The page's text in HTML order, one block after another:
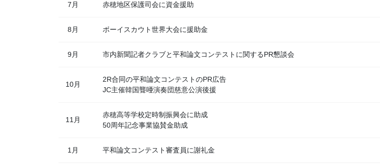
7月 赤穂地区保護司会に資金援助
8月 ボーイスカウト世界大会に援助金
9月 市内新聞記者クラブと平和論文コンテストに関するPR懇談会
10月
2R合同の平和論文コンテストのPR広告
JC主催韓国聾唖演奏団慈意公演後援
11月
赤穂高等学校定時制振興会に助成
50周年記念事業協賛金助成
1月 平和論文コンテスト審査員に謝礼金